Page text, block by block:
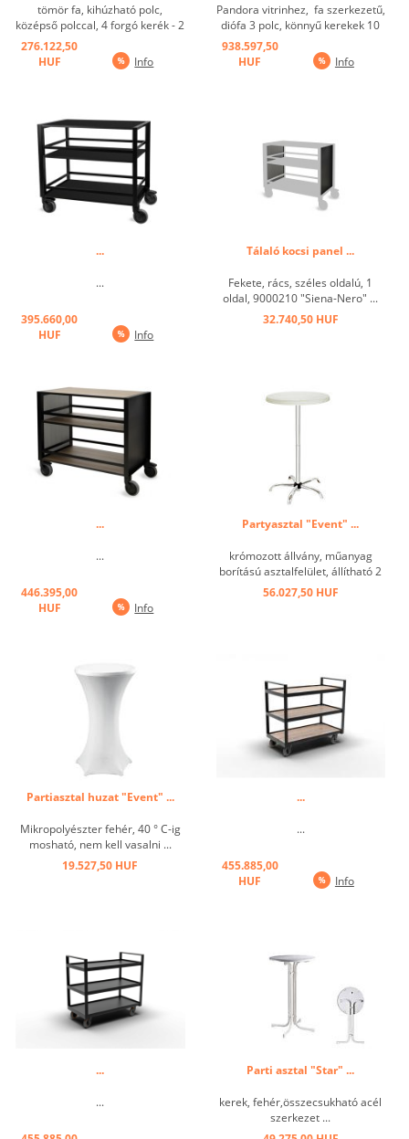
tömör fa, kihúzható polc,
középső polccal, 4 forgó kerék - 2
fékezett, 30 kg teherbírás ...
276.122,50
HUF
Info
Pandora vitrinhez, fa szerkezetű,
diófa 3 polc, könnyű kerekek 10
938.597,50
HUF
Info
...
...
395.660,00
HUF
Info
Tálaló kocsi panel ...
Fekete, rács, széles oldalú, 1
oldal, 9000210 "Siena-Nero" ...
32.740,50 HUF
...
...
446.395,00
HUF
Info
Partyasztal "Event" ...
krómozott állvány, műanyag
borítású asztalfelület, állítható 2
magasság: 68 és 117 cm,
egyszerűen felépíthető, könnyen
56.027,50 HUF
Partiasztal huzat "Event" ...
Mikropolyészter fehér, 40 ° C-ig
mosható, nem kell vasalni ...
19.527,50 HUF
...
...
455.885,00
HUF
Info
...
...
Parti asztal "Star" ...
kerek, fehér,összecsukható acél
szerkezet ...